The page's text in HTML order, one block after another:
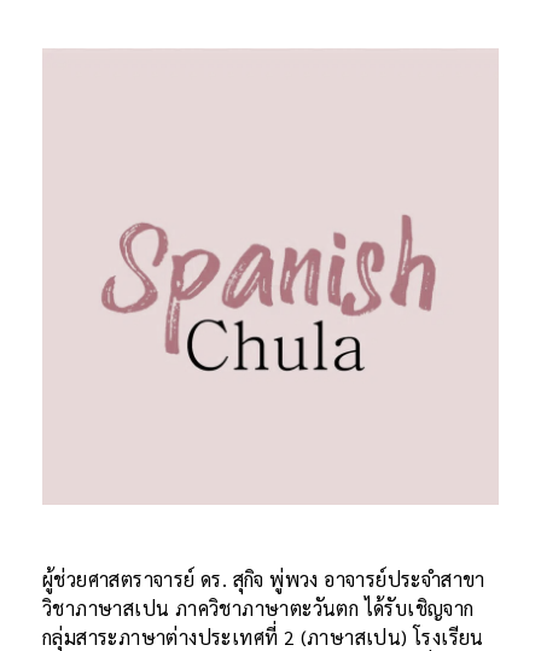
ผู้ช่วยศาสตราจารย์ ดร. สุกิจ พู่พวง อาจารย์ประจำสาขา
วิชาภาษาสเปน ภาควิชาภาษาตะวันตก ได้รับเชิญจาก
กลุ่มสาระภาษาต่างประเทศที่ 2 (ภาษาสเปน) โรงเรียน